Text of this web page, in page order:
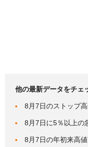
他の最新データをチェ
8月7日のストップ
8月7日に5％以上の
8月7日の年初来高